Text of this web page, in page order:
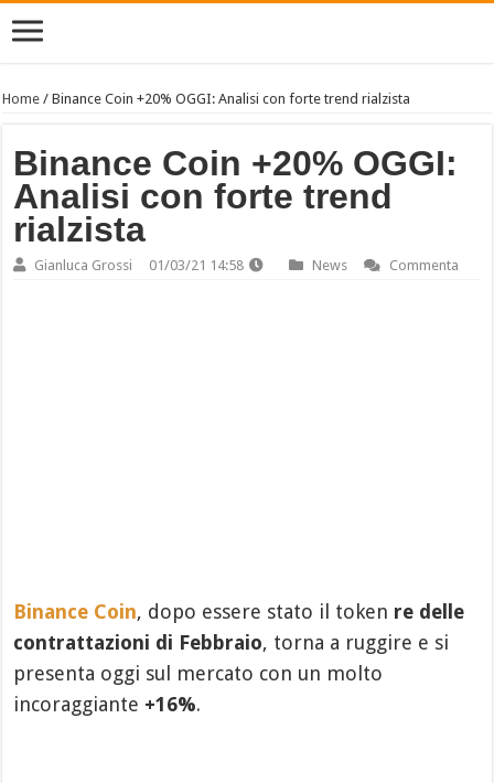
Home /Binance Coin +20% OGGI: Analisi con forte trend rialzista
Binance Coin +20% OGGI:
Analisi con forte trend
rialzista
Gianluca Grossi 01/03/21 14:58 News Commenta
Binance Coin, dopo essere stato il token re delle
contrattazioni di Febbraio, torna a ruggire e si
presenta oggi sul mercato con un molto
incoraggiante +16%.